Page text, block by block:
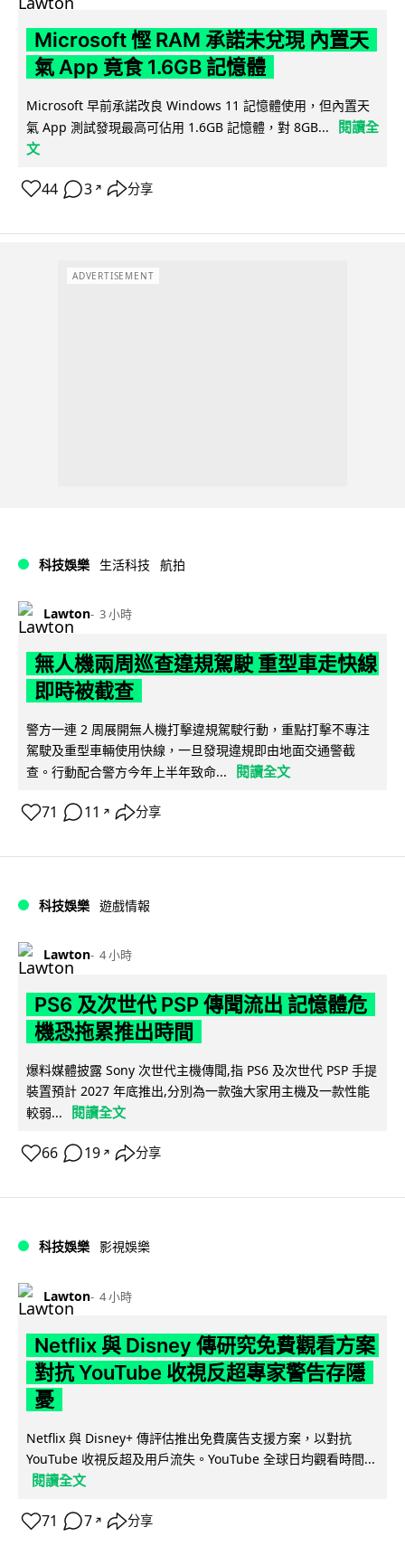
Microsoft 慳 RAM 承諾未兌現 內置天
氣 App 竟食 1.6GB 記憶體
Microsoft 早前承諾改良 Windows 11 記憶體使用，但內置天
氣 App 測試發現最高可佔用 1.6GB 記憶體，對 8GB...
閱讀全
文
44 3 ↗ 分享
ADVERTISEMENT
科技娛樂 生活科技 航拍
Lawton 3 小時
無人機兩周巡查違規駕駛 重型車走快線
即時被截查
警方一連 2 周展開無人機打擊違規駕駛行動，重點打擊不專注
駕駛及重型車輛使用快線，一旦發現違規即由地面交通警截
查。行動配合警方今年上半年致命...
閱讀全文
71 11 ↗ 分享
科技娛樂 遊戲情報
Lawton 4 小時
PS6 及次世代 PSP 傳聞流出 記憶體危
機恐拖累推出時間
爆料媒體披露 Sony 次世代主機傳聞,指 PS6 及次世代 PSP 手提
裝置預計 2027 年底推出,分別為一款強大家用主機及一款性能
較弱...
閱讀全文
66 19 ↗ 分享
科技娛樂 影視娛樂
Lawton 4 小時
Netflix 與 Disney 傳研究免費觀看方案
對抗 YouTube 收視反超專家警告存隱
憂
Netflix 與 Disney+ 傳評估推出免費廣告支援方案，以對抗
YouTube 收視反超及用戶流失。YouTube 全球日均觀看時間...
閱讀全文
71 7 ↗ 分享